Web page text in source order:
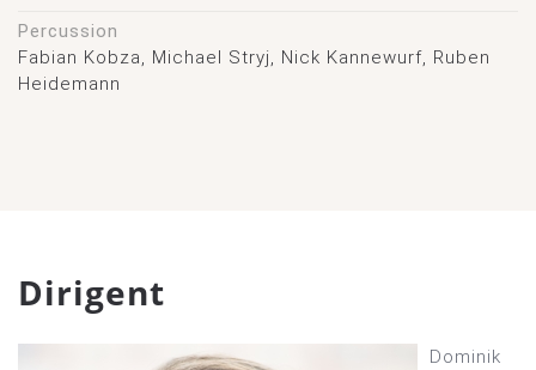
Percussion
Fabian Kobza, Michael Stryj, Nick Kannewurf, Ruben
Heidemann
Dirigent
Dominik